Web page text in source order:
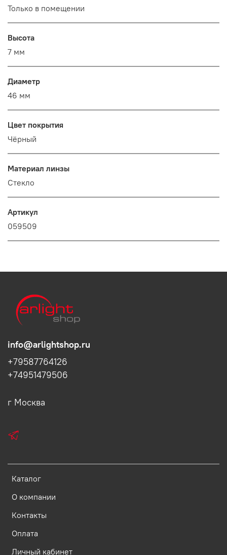
Только в помещении
Высота
7 мм
Диаметр
46 мм
Цвет покрытия
Чёрный
Материал линзы
Стекло
Артикул
059509
Каталог
О компании
Контакты
Оплата
Личный кабинет
info@arlightshop.ru
+79587764126
+74951479506
г Москва